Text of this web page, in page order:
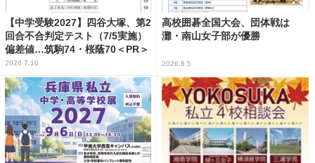
【中学受験2027】四谷大塚、第2
回合不合判定テスト（7/5実施）
偏差値…筑駒74・桜蔭70＜PR＞
2026.7.10
高校囲碁全国大会、団体戦は
灘・南山女子部が優勝
2026.8.5